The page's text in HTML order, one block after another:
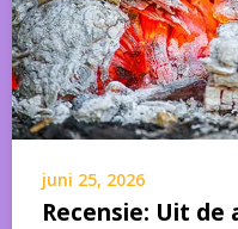
juni 25, 2026
Recensie: Uit de